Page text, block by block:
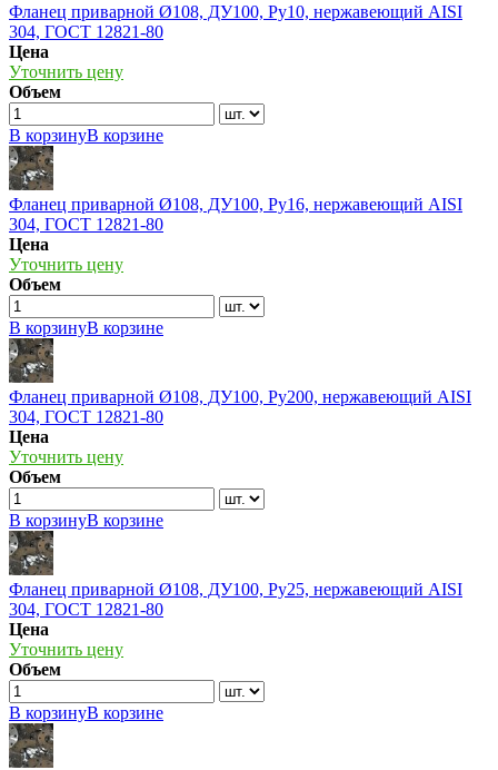
Фланец приварной Ø108, ДУ100, Ру10, нержавеющий AISI
304, ГОСТ 12821-80
Цена
Уточнить цену
Объем
В корзинуВ корзине
Фланец приварной Ø108, ДУ100, Ру16, нержавеющий AISI
304, ГОСТ 12821-80
Цена
Уточнить цену
Объем
В корзинуВ корзине
Фланец приварной Ø108, ДУ100, Ру200, нержавеющий AISI
304, ГОСТ 12821-80
Цена
Уточнить цену
Объем
В корзинуВ корзине
Фланец приварной Ø108, ДУ100, Ру25, нержавеющий AISI
304, ГОСТ 12821-80
Цена
Уточнить цену
Объем
В корзинуВ корзине